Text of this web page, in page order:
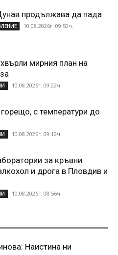
продължава да пада
10.08.2026г. 09:50ч.
мирния план на
10.08.2026г. 09:22ч.
с температури до
10.08.2026г. 09:12ч.
за кръвни
и дрога в Пловдив и
10.08.2026г. 08:56ч.
Наистина ни